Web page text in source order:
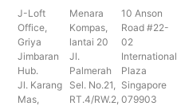
J-Loft
Office,
Griya
Jimbaran
Hub.
Jl. Karang
Mas,
Menara
Kompas,
lantai 20
Jl.
Palmerah
Sel. No.21,
RT.4/RW.2,
10 Anson
Road #22-
02
International
Plaza
Singapore
079903